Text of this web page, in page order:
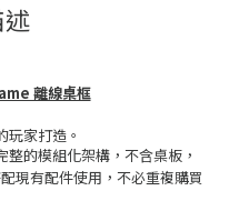
離線桌框
玩家打造。
整的模組化架構，不含桌板，
現有配件使用，不必重複購買